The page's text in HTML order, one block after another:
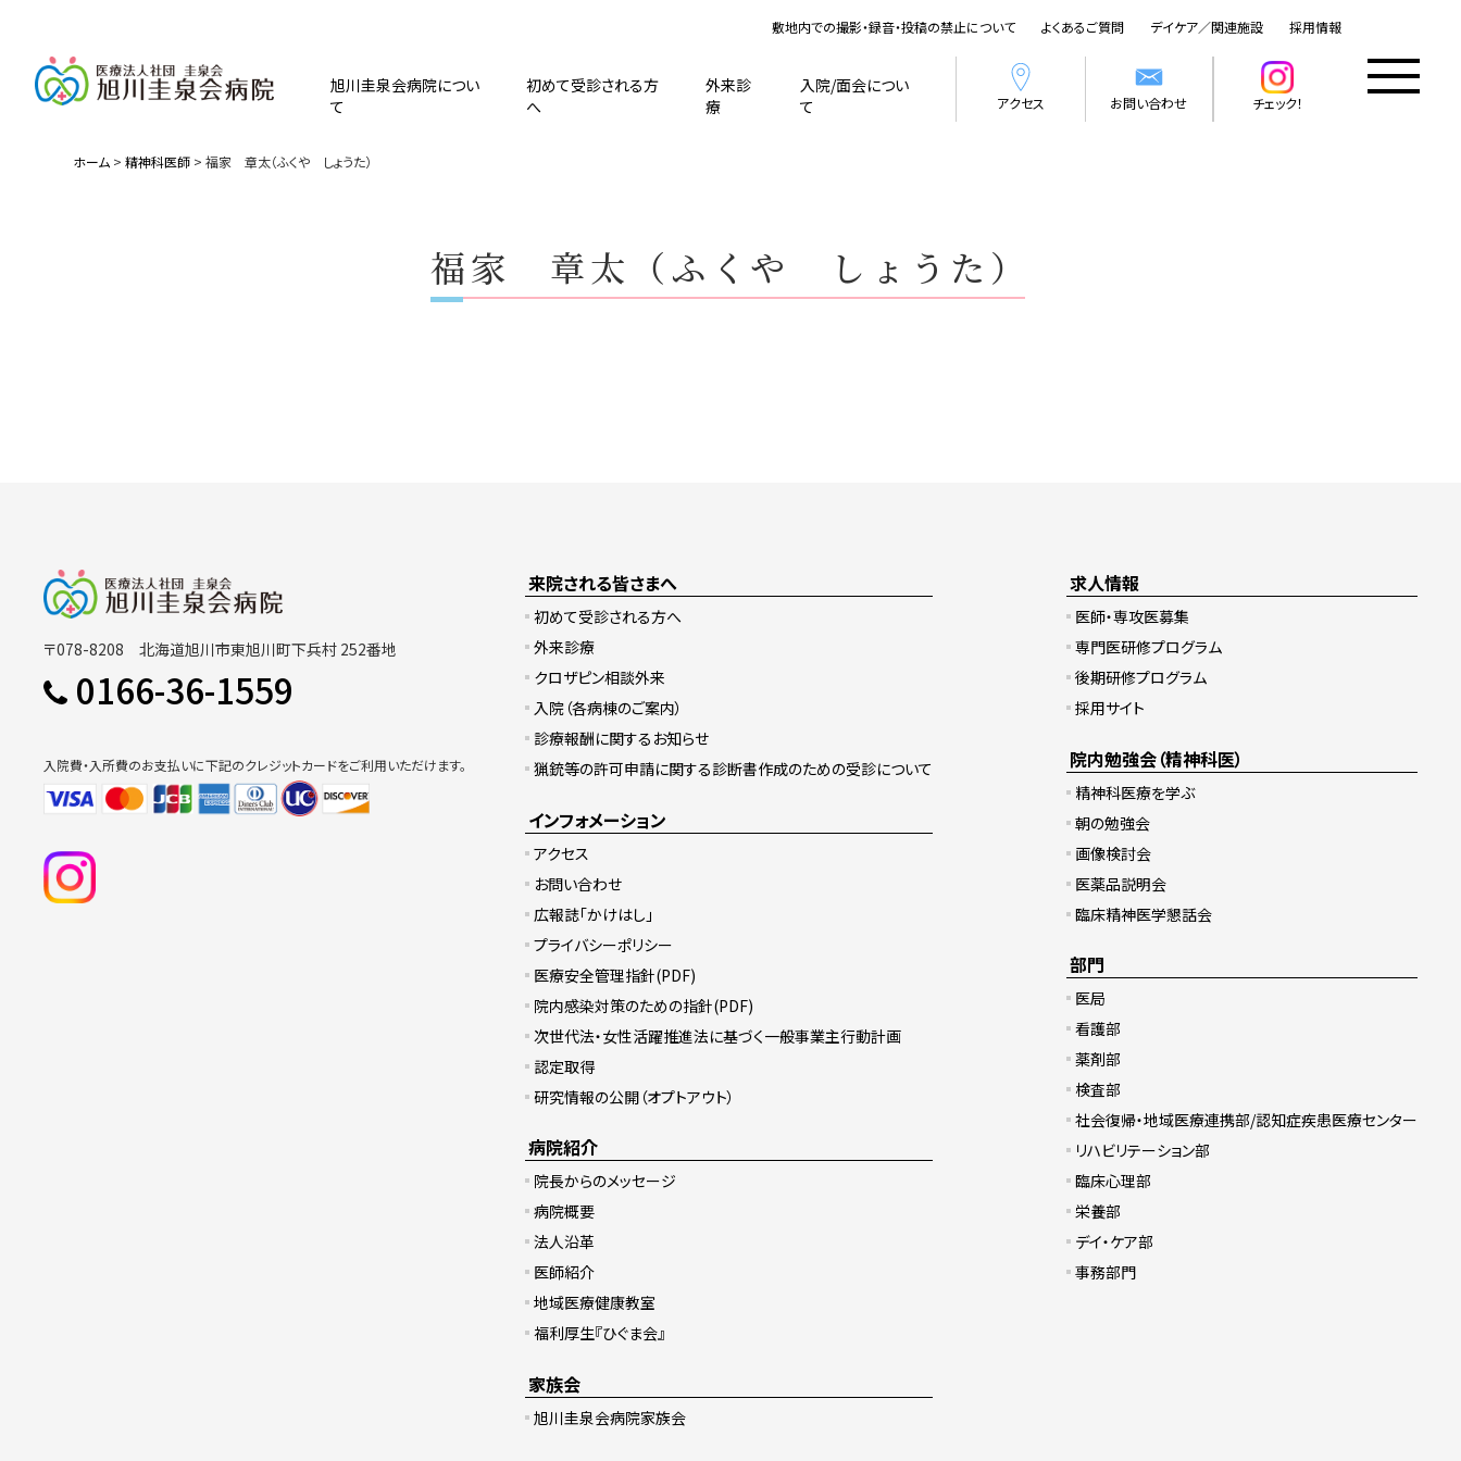
敷地内での撮影・録音・投稿の禁止について よくあるご質問 デイケア／関連施設 採用情報
旭川圭泉会病院につい
て
初めて受診される方
へ
外来診
療
入院/面会につい
て
アクセス お問い合わせ チェック！
ホーム >精神科医師 >福家 章太（ふくや しょうた）
福家 章太（ふくや しょうた）
〒078-8208 北海道旭川市東旭川町下兵村 252番地
0166-36-1559
入院費・入所費のお支払いに下記のクレジットカードをご利用いただけます。
来院される皆さまへ
初めて受診される方へ
外来診療
クロザピン相談外来
入院（各病棟のご案内）
診療報酬に関するお知らせ
猟銃等の許可申請に関する診断書作成のための受診について
インフォメーション
アクセス
お問い合わせ
広報誌「かけはし」
プライバシーポリシー
医療安全管理指針(PDF)
院内感染対策のための指針(PDF)
次世代法・女性活躍推進法に基づく一般事業主行動計画
認定取得
研究情報の公開（オプトアウト）
病院紹介
院長からのメッセージ
病院概要
法人沿革
医師紹介
地域医療健康教室
福利厚生『ひぐま会』
家族会
旭川圭泉会病院家族会
求人情報
医師・専攻医募集
専門医研修プログラム
後期研修プログラム
採用サイト
院内勉強会（精神科医）
精神科医療を学ぶ
朝の勉強会
画像検討会
医薬品説明会
臨床精神医学懇話会
部門
医局
看護部
薬剤部
検査部
社会復帰・地域医療連携部/認知症疾患医療センター
リハビリテーション部
臨床心理部
栄養部
デイ・ケア部
事務部門